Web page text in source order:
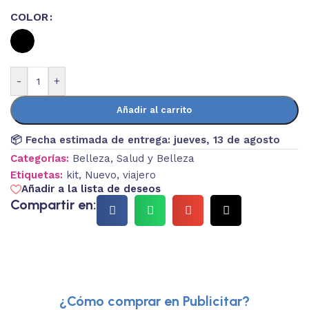
COLOR
- +
Añadir al carrito
📦 Fecha estimada de entrega: jueves, 13 de agosto
Categorías: Belleza, Salud y Belleza
Etiquetas: kit, Nuevo, viajero
Añadir a la lista de deseos
Compartir en:
¿Cómo comprar en Publicitar?